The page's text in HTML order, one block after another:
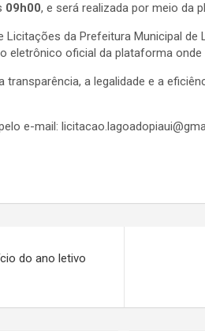
09h00, e será realizada por meio da
da Prefeitura Municipal
eletrônico oficial da plataforma
a legalidade e a
e-mail:
do ano letivo